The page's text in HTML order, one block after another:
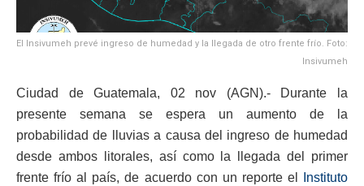
El Insivumeh prevé ingreso de humedad y la llegada de otro frente frío. Foto:
Insivumeh
Ciudad de Guatemala, 02 nov (AGN).- Durante la
presente semana se espera un aumento de la
probabilidad de lluvias a causa del ingreso de humedad
desde ambos litorales, así como la llegada del primer
frente frío al país, de acuerdo con un reporte el
Instituto